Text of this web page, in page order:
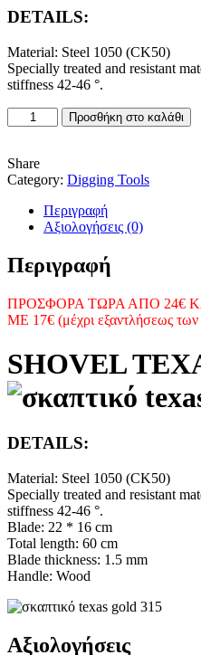
DETAILS:
Material: Steel 1050 (CK50)
Specially treated and resistant
stiffness 42-46 °.
SHOVEL
TEXAS
315
ποσότητα
Προσθήκη στο καλάθι
Share
Category: Digging Tools
Περιγραφή
Αξιολογήσεις (0)
Περιγραφή
ΠΡΟΣΦΟΡΑ ΤΩΡΑ ΑΠΟ 24€
ΜΕ 17€ (μέχρι εξαντλήσεως
SHOVEL
DETAILS:
Material: Steel 1050 (CK50)
Specially treated and resistant
stiffness 42-46 °.
Blade: 22 * 16 cm
Total length: 60 cm
Blade thickness: 1.5 mm
Handle: Wood
Αξιολογήσεις